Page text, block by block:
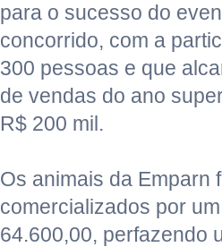
para o sucesso do
concorrido, com a
300 pessoas e que
de vendas do ano
R$ 200 mil.
Os animais da Emparn
comercializados por
64.600,00, perfazendo